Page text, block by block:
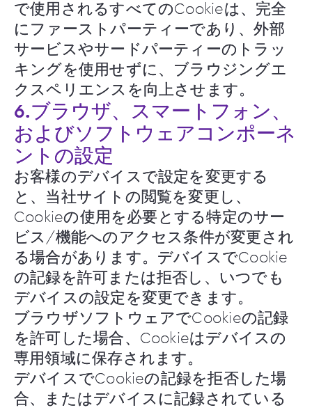
で使用されるすべてのCookieは、完全
にファーストパーティーであり、外部
サービスやサードパーティーのトラッ
キングを使用せずに、ブラウジングエ
クスペリエンスを向上させます。
6.ブラウザ、スマートフォン、
およびソフトウェアコンポーネ
ントの設定
お客様のデバイスで設定を変更する
と、当社サイトの閲覧を変更し、
Cookieの使用を必要とする特定のサー
ビス/機能へのアクセス条件が変更され
る場合があります。デバイスでCookie
の記録を許可または拒否し、いつでも
デバイスの設定を変更できます。
ブラウザソフトウェアでCookieの記録
を許可した場合、Cookieはデバイスの
専用領域に保存されます。
デバイスでCookieの記録を拒否した場
合、またはデバイスに記録されている